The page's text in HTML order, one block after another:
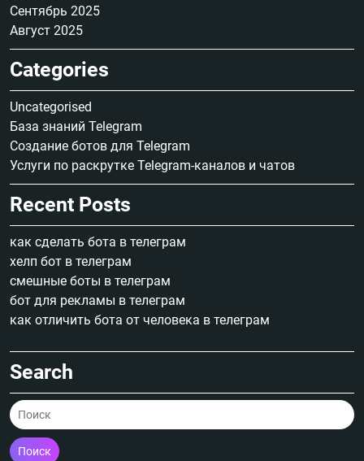
Сентябрь 2025
Август 2025
Categories
Uncategorised
База знаний Telegram
Создание ботов для Telegram
Услуги по раскрутке Telegram-каналов и чатов
Recent Posts
как сделать бота в телеграм
хелп бот в телеграм
смешные боты в телеграм
бот для рекламы в телеграм
как отличить бота от человека в телеграм
Search
Поиск